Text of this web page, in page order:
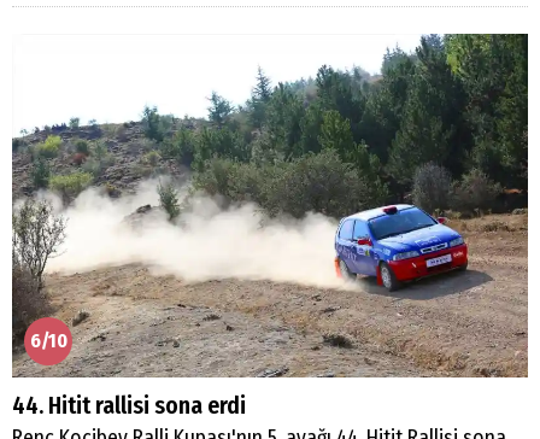
6/10
44. Hitit rallisi sona erdi